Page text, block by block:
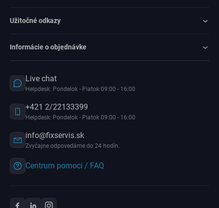
Užitočné odkazy
Informácie o objednávke
Live chat
Helpdesk: Pondelok - Piatok 09:00 - 16:00
+421 2/22133399
Helpdesk: Pondelok - Piatok 09:00 - 16:00
info@fixservis.sk
Zvyčajne odpovedáme do 24 hodín.
Centrum pomoci / FAQ